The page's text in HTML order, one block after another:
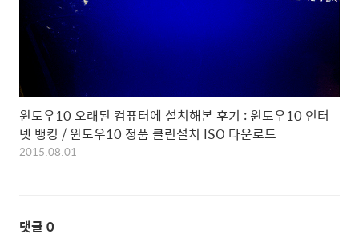
윈도우10 오래된 컴퓨터에 설치해본 후기 : 윈도우10 인터
넷 뱅킹 / 윈도우10 정품 클린설치 ISO 다운로드
2015.08.01
댓글 0